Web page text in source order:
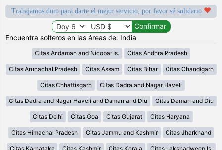
Trabajamos duro para darte el mejor servicio, por favor sé solidario
Encuentra solteros en las áreas de: India
Citas Andaman and Nicobar Is. Citas Andhra Pradesh
Citas Arunachal Pradesh Citas Assam Citas Bihar Citas Chandigarh
Citas Chhattisgarh Citas Dadra and Nagar Haveli
Citas Dadra and Nagar Haveli and Daman and Diu Citas Daman and Diu
Citas Delhi Citas Goa Citas Gujarat Citas Haryana
Citas Himachal Pradesh Citas Jammu and Kashmir Citas Jharkhand
Citas Karnataka Citas Kashmir Citas Kerala Citas Lakshadweep Is.